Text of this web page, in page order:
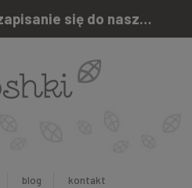
5% RABATU za zapisanie się do naszego newslettera
blog kontakt